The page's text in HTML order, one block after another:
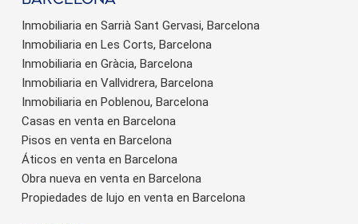
Inmobiliaria en Sarrià Sant Gervasi, Barcelona
Inmobiliaria en Les Corts, Barcelona
Inmobiliaria en Gràcia, Barcelona
Inmobiliaria en Vallvidrera, Barcelona
Inmobiliaria en Poblenou, Barcelona
Casas en venta en Barcelona
Pisos en venta en Barcelona
Áticos en venta en Barcelona
Obra nueva en venta en Barcelona
Propiedades de lujo en venta en Barcelona